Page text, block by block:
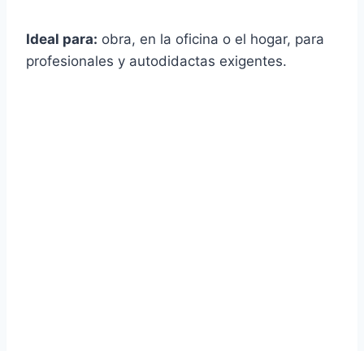
Ideal para: obra, en la oficina o el hogar, para
profesionales y autodidactas exigentes.